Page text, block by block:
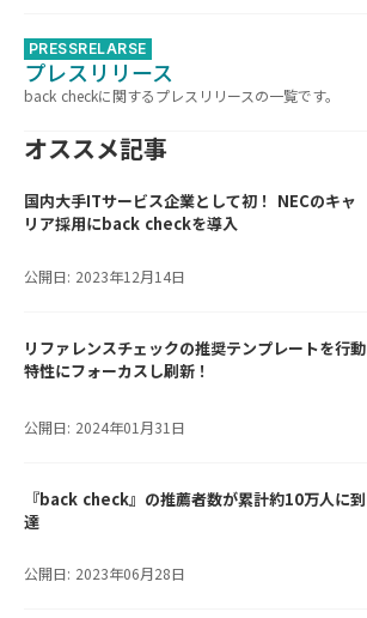
PRESSRELARSE
プレスリリース
back checkに関するプレスリリースの一覧です。
オススメ記事
国内大手ITサービス企業として初！ NECのキャ
リア採用にback checkを導入
公開日: 2023年12月14日
リファレンスチェックの推奨テンプレートを行動
特性にフォーカスし刷新！
公開日: 2024年01月31日
『back check』の推薦者数が累計約10万人に到
達
公開日: 2023年06月28日